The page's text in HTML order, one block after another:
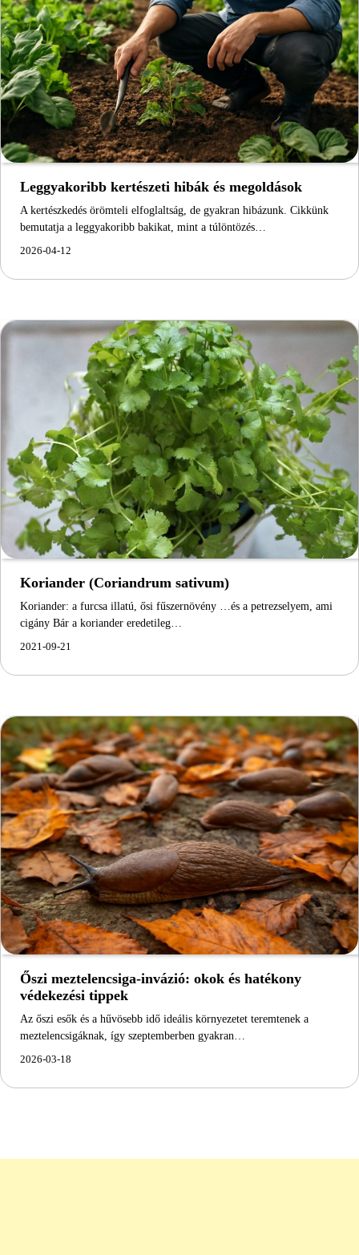
Leggyakoribb kertészeti hibák és megoldások
A kertészkedés örömteli elfoglaltság, de gyakran hibázunk. Cikkünk
bemutatja a leggyakoribb bakikat, mint a túlöntözés…
2026-04-12
Koriander (Coriandrum sativum)
Koriander: a furcsa illatú, ősi fűszernövény …és a petrezselyem, ami
cigány Bár a koriander eredetileg…
2021-09-21
Őszi meztelencsiga-invázió: okok és hatékony
védekezési tippek
Az őszi esők és a hűvösebb idő ideális környezetet teremtenek a
meztelencsigáknak, így szeptemberben gyakran…
2026-03-18